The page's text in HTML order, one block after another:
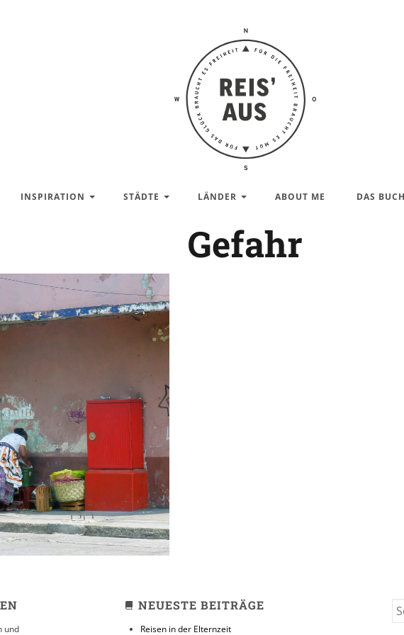
Reis'
aus –
Reiseblog
INSPIRATION STÄDTE LÄNDER ABOUT ME DAS BUCH
Gefahr
//
// Guatemala
City
MAI 2011
und
NEUESTE BEITRÄGE
Reisen in der Elternzeit